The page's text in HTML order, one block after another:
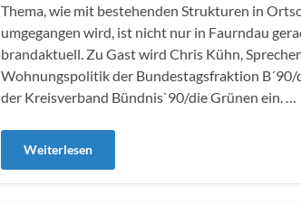
Thema, wie mit bestehenden Strukturen in
umgegangen wird, ist nicht nur in Faurndau
brandaktuell. Zu Gast wird Chris Kühn,
Wohnungspolitik der Bundestagsfraktion
der Kreisverband Bündnis`90/die Grünen ein. …
Weiterlesen